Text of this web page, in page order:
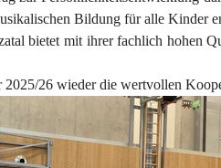
Bildung für alle Kinder
bietet mit ihrer fachlich hohen
26 wieder die wertvollen